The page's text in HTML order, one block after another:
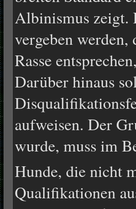
Albinismus zeigt.
vergeben
Rasse
Darüber hinaus
aufweisen. Der
wurde, muss im
Hunde, die nicht
Qualifikationen